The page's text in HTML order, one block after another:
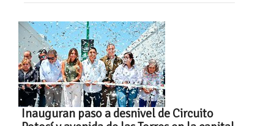
Inauguran paso a desnivel de Circuito